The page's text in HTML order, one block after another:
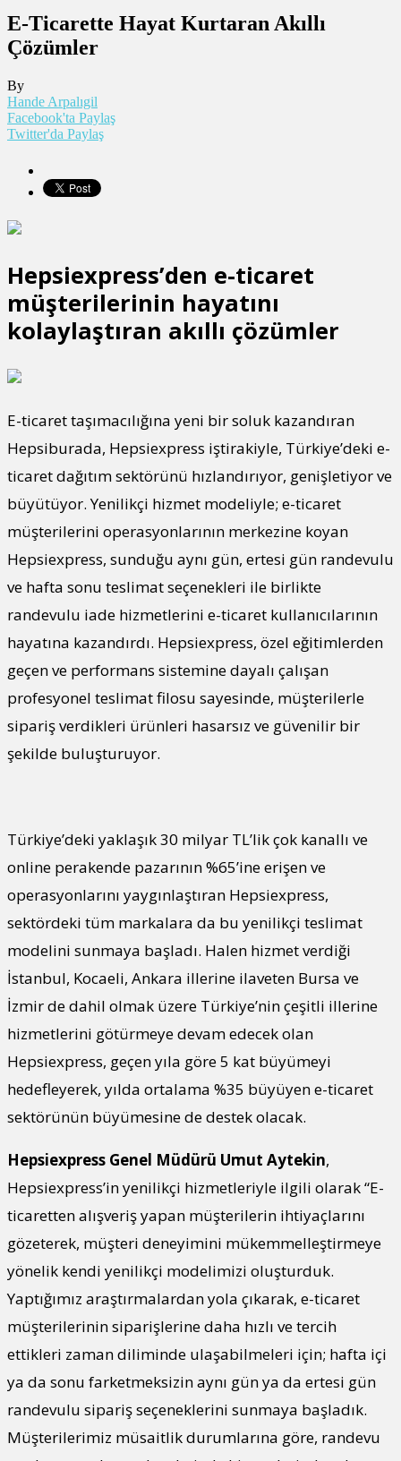
E-Ticarette Hayat Kurtaran Akıllı
Çözümler
By
Hande Arpalıgil
Facebook'ta Paylaş
Twitter'da Paylaş
Hepsiexpress’den e-ticaret
müşterilerinin hayatını
kolaylaştıran akıllı çözümler
E-ticaret taşımacılığına yeni bir soluk kazandıran
Hepsiburada, Hepsiexpress iştirakiyle, Türkiye’deki e-
ticaret dağıtım sektörünü hızlandırıyor, genişletiyor ve
büyütüyor. Yenilikçi hizmet modeliyle; e-ticaret
müşterilerini operasyonlarının merkezine koyan
Hepsiexpress, sunduğu aynı gün, ertesi gün randevulu
ve hafta sonu teslimat seçenekleri ile birlikte
randevulu iade hizmetlerini e-ticaret kullanıcılarının
hayatına kazandırdı. Hepsiexpress, özel eğitimlerden
geçen ve performans sistemine dayalı çalışan
profesyonel teslimat filosu sayesinde, müşterilerle
sipariş verdikleri ürünleri hasarsız ve güvenilir bir
şekilde buluşturuyor.
Türkiye’deki yaklaşık 30 milyar TL’lik çok kanallı ve
online perakende pazarının %65’ine erişen ve
operasyonlarını yaygınlaştıran Hepsiexpress,
sektördeki tüm markalara da bu yenilikçi teslimat
modelini sunmaya başladı. Halen hizmet verdiği
İstanbul, Kocaeli, Ankara illerine ilaveten Bursa ve
İzmir de dahil olmak üzere Türkiye’nin çeşitli illerine
hizmetlerini götürmeye devam edecek olan
Hepsiexpress, geçen yıla göre 5 kat büyümeyi
hedefleyerek, yılda ortalama %35 büyüyen e-ticaret
sektörünün büyümesine de destek olacak.
Hepsiexpress Genel Müdürü Umut Aytekin,
Hepsiexpress’in yenilikçi hizmetleriyle ilgili olarak “E-
ticaretten alışveriş yapan müşterilerin ihtiyaçlarını
gözeterek, müşteri deneyimini mükemmelleştirmeye
yönelik kendi yenilikçi modelimizi oluşturduk.
Yaptığımız araştırmalardan yola çıkarak, e-ticaret
müşterilerinin siparişlerine daha hızlı ve tercih
ettikleri zaman diliminde ulaşabilmeleri için; hafta içi
ya da sonu farketmeksizin aynı gün ya da ertesi gün
randevulu sipariş seçeneklerini sunmaya başladık.
Müşterilerimiz müsaitlik durumlarına göre, randevu